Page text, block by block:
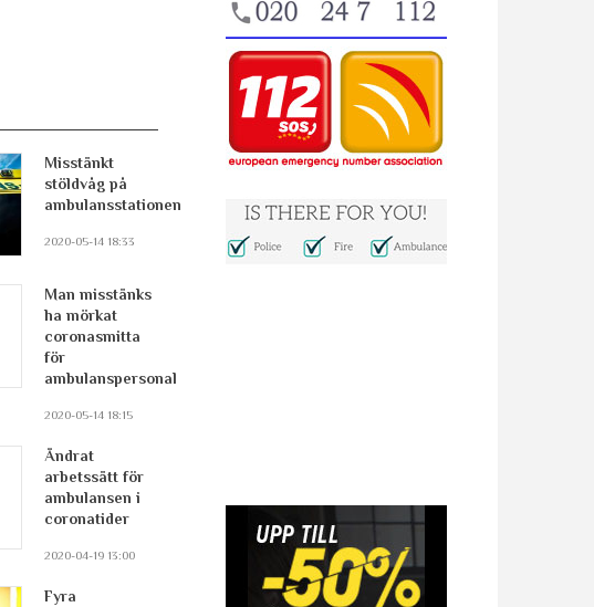
Misstänkt
stöldvåg på
ambulansstationen
2020-05-14 18:33
Man misstänks
ha mörkat
coronasmitta
för
ambulanspersonal
2020-05-14 18:15
Ändrat
arbetssätt för
ambulansen i
coronatider
2020-04-19 13:00
Fyra